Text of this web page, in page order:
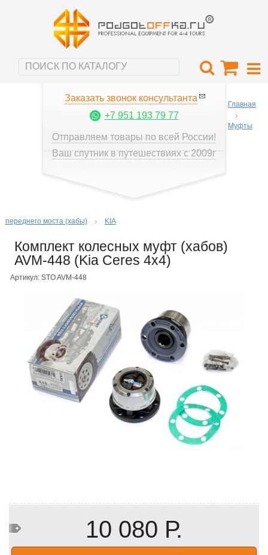
Заказать звонок консультанта
+7 951 193 79 77
Отправляем товары по всей России!
Ваш спутник в путешествиях с 2009г
Главная
Муфты
переднего моста (хабы) KIA
Комплект колесных муфт (хабов)
AVM-448 (Kia Ceres 4x4)
Артикул: STO AVM-448
10 080 Р.